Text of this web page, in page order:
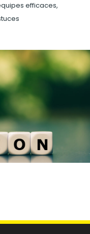
efficaces,